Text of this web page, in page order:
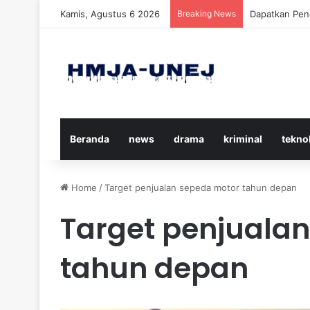
Kamis, Agustus 6 2026 Breaking News Cara Efektif
Beranda news drama kriminal
Home /Target penjualan sepeda motor tahun depan
Target
tahun depan